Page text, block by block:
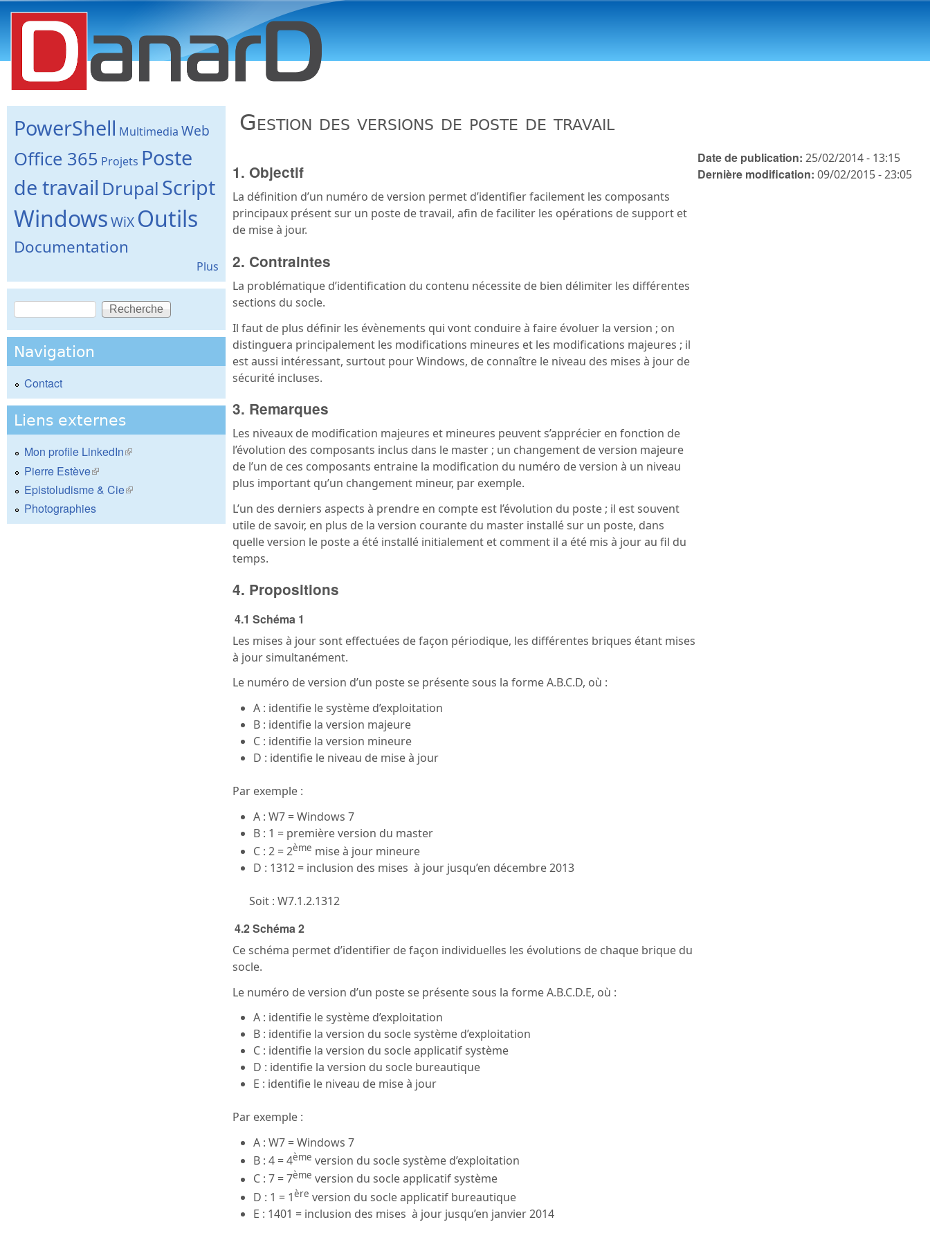
danard.net
Gestion des versions de poste de travail
1. Objectif
La définition d’un numéro de version permet d’identifier facilement les composants
principaux présent sur un poste de travail, afin de faciliter les opérations de support et
de mise à jour.
2. Contraintes
La problématique d’identification du contenu nécessite de bien délimiter les différentes
sections du socle.
Il faut de plus définir les évènements qui vont conduire à faire évoluer la version ; on
distinguera principalement les modifications mineures et les modifications majeures ; il
est aussi intéressant, surtout pour Windows, de connaître le niveau des mises à jour de
sécurité incluses.
3. Remarques
Les niveaux de modification majeures et mineures peuvent s’apprécier en fonction de
l’évolution des composants inclus dans le master ; un changement de version majeure
de l’un de ces composants entraine la modification du numéro de version à un niveau
plus important qu’un changement mineur, par exemple.
L’un des derniers aspects à prendre en compte est l’évolution du poste ; il est souvent
utile de savoir, en plus de la version courante du master installé sur un poste, dans
quelle version le poste a été installé initialement et comment il a été mis à jour au fil du
temps.
4. Propositions
4.1 Schéma 1
Les mises à jour sont effectuées de façon périodique, les différentes briques étant mises
à jour simultanément.
Le numéro de version d’un poste se présente sous la forme A.B.C.D, où :
A : identifie le système d’exploitation
B : identifie la version majeure
C : identifie la version mineure
D : identifie le niveau de mise à jour
Par exemple :
A : W7 = Windows 7
B : 1 = première version du master
C : 2 = 2ème mise à jour mineure
D : 1312 = inclusion des mises à jour jusqu’en décembre 2013
Soit : W7.1.2.1312
4.2 Schéma 2
Ce schéma permet d’identifier de façon individuelles les évolutions de chaque brique du
socle.
Le numéro de version d’un poste se présente sous la forme A.B.C.D.E, où :
A : identifie le système d’exploitation
B : identifie la version du socle système d’exploitation
C : identifie la version du socle applicatif système
D : identifie la version du socle bureautique
E : identifie le niveau de mise à jour
Par exemple :
A : W7 = Windows 7
B : 4 = 4ème version du socle système d’exploitation
C : 7 = 7ème version du socle applicatif système
D : 1 = 1ère version du socle applicatif bureautique
E : 1401 = inclusion des mises à jour jusqu’en janvier 2014
Date de publication: 25/02/2014 - 13:15
Dernière modification: 09/02/2015 - 23:05
PowerShell Multimedia Web
Office 365 Projets Poste
de travail Drupal Script
WindowsWiX Outils
Documentation
Plus
Formulaire de recherche
Recherche
Navigation
Contact
Liens externes
Mon profile LinkedIn(le lien est externe)
Pierre Estève(le lien est externe)
Epistoludisme & Cie(le lien est externe)
Photographies